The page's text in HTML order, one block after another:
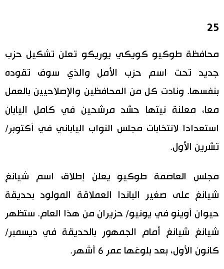
25
محافظة طوكيو كويكي يوريكو تعلن تشكيل حزب
جديد تحت اسم حزب الأمل والذي سوف تقوده
بنفسها. ونادت كل من المحافظين والإصلاحيين بالعمل
معا، معلنة نيتها حشد مرشحين في كامل اليابان
استعدادا لانتخابات مجلس النواب الياباني في أكتوبر/
تشرين الأول.
مجلس العاصمة طوكيو يعلن إطلاق اسم شيانغ
شيانغ على صغير الباندا العملاقة المولود بحديقة
حيوان أوينو في يونيو/ حزيران من هذا العام. ستظهر
شيانغ شيانغ أمام الجمهور بالحديقة في ديسمبر/
كانون الأول، بعد بلوغها عمر 6 أشهر.